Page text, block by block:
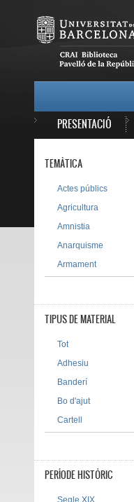
PRESENTACIÓ
TEMÀTICA
Actes públics
Agricultura
Amnistia
Anarquisme
Armament
TIPUS DE MATERIAL
Tot
Adhesiu
Banderí
Bo d'ajut
Cartell
PERÍODE HISTÒRIC
Segle XIX